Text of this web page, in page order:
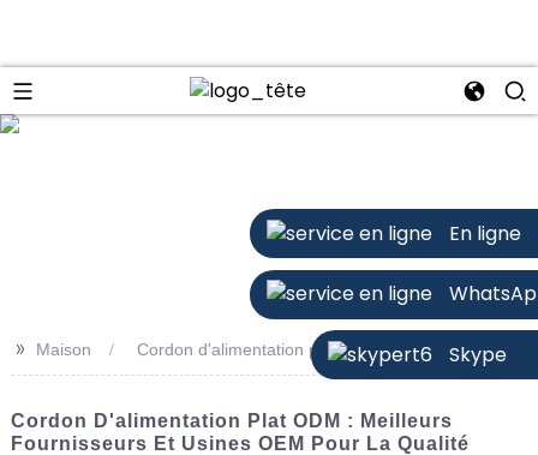
En ligne
Skype
>> Maison Cordon d'alimentation plat ODM
Cordon D'alimentation Plat ODM : Meilleurs
Fournisseurs Et Usines OEM Pour La Qualité